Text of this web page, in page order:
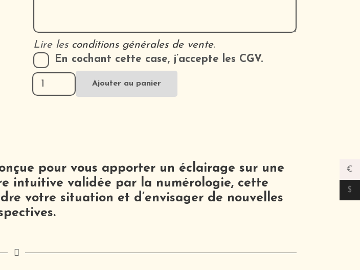
Lire les conditions générales de vente.
En cochant cette case, j’accepte les CGV.
quantité
de
Ajouter au panier
pour vous apporter un éclairage sur une
intuitive validée par la numérologie, cette
votre situation et d’envisager de nouvelles
€
$